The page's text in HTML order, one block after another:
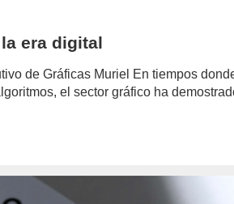
era digital
de Gráficas Muriel En tiempos
el sector gráfico ha
redaccion/